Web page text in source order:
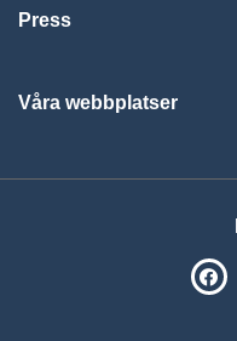
Press
Våra webbplatser